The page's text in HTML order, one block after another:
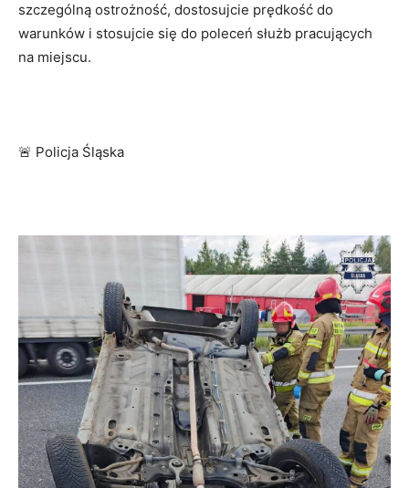
szczególną ostrożność, dostosujcie prędkość do
warunków i stosujcie się do poleceń służb pracujących
na miejscu.
🚨 Policja Śląska